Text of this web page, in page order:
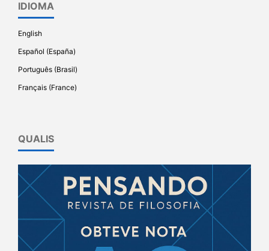
IDIOMA
English
Español (España)
Português (Brasil)
Français (France)
QUALIS